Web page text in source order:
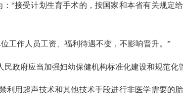
接受计划生育手术的，按国家和本省有关规定
作人员工资、福利待遇不变，不影响晋升。”
府应当加强妇幼保健机构标准化建设和规范化
用超声技术和其他技术手段进行非医学需要的胎